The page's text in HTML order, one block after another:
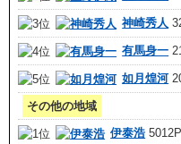
神崎秀人
有馬身一
如月煌河
その他の地域
伊泰浩